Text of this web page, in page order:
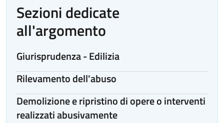
Sezioni dedicate
all'argomento
Giurisprudenza - Edilizia
Rilevamento dell'abuso
Demolizione e ripristino di opere o interventi
realizzati abusivamente